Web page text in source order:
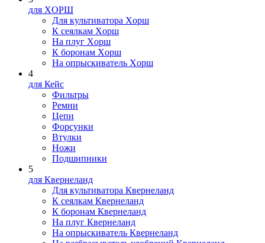
для XOPШ
Для культиватора Xopш
К сеялкам Xopш
На плуг Xopш
К боронам Xopш
На опрыскиватель Xopш
4
для Кейс
Фильтры
Ремни
Цепи
Форсунки
Втулки
Ножи
Подшипники
5
для Квернеланд
Для культиватора Квернеланд
К сеялкам Квернеланд
К боронам Квернеланд
На плуг Квернеланд
На опрыскиватель Квернеланд